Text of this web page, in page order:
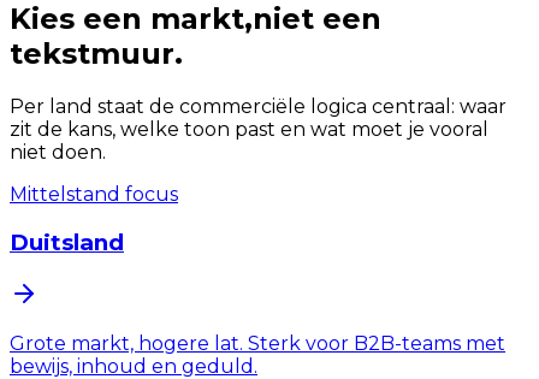
Kies een markt,niet een
tekstmuur.
Per land staat de commerciële logica centraal: waar
zit de kans, welke toon past en wat moet je vooral
niet doen.
Mittelstand focus
Duitsland
Grote markt, hogere lat. Sterk voor B2B-teams met
bewijs, inhoud en geduld.